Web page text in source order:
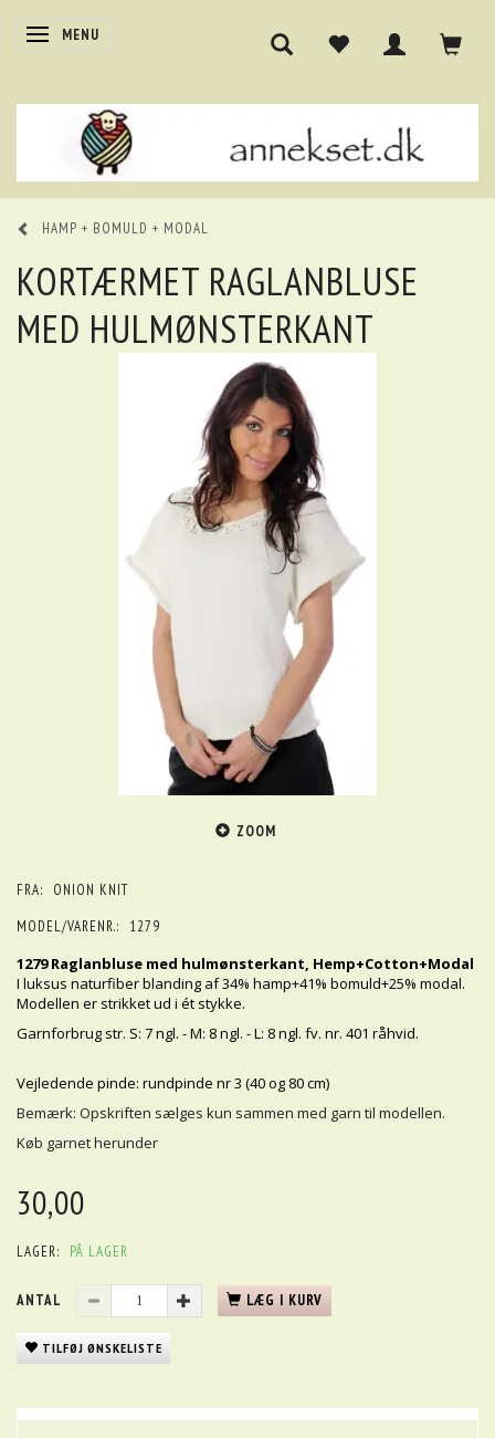
SKIFTE NAVIGATION
MENU
HAMP + BOMULD + MODAL
KORTÆRMET RAGLANBLUSE
MED HULMØNSTERKANT
ZOOM
FRA:
ONION KNIT
MODEL/VARENR.:
1279
1279 Raglanbluse med hulmønsterkant, Hemp+Cotton+Modal
I luksus naturfiber blanding af 34% hamp+41% bomuld+25% modal.
Modellen er strikket ud i ét stykke.
Garnforbrug str. S: 7 ngl. - M: 8 ngl. - L: 8 ngl. fv. nr. 401 råhvid.
Vejledende pinde: rundpinde nr 3 (40 og 80 cm)
Bemærk: Opskriften sælges kun sammen med garn til modellen.
Køb garnet herunder
30,00
LAGER: PÅ LAGER
ANTAL LÆG I KURV
TILFØJ ØNSKELISTE